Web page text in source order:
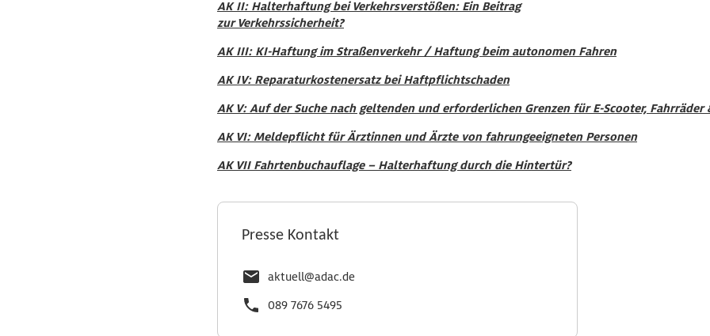
AK II: Halterhaftung bei Verkehrsverstößen: Ein Beitrag
zur Verkehrssicherheit?
AK III: KI-Haftung im Straßenverkehr / Haftung beim autonomen Fahren
AK IV: Reparaturkostenersatz bei Haftpflichtschaden
AK V: Auf der Suche nach geltenden und erforderlichen Grenzen für E-Scooter, Fahrräder
AK VI: Meldepflicht für Ärztinnen und Ärzte von fahrungeeigneten Personen
AK VII Fahrtenbuchauflage – Halterhaftung durch die Hintertür?
Presse Kontakt
aktuell@adac.de
089 7676 5495